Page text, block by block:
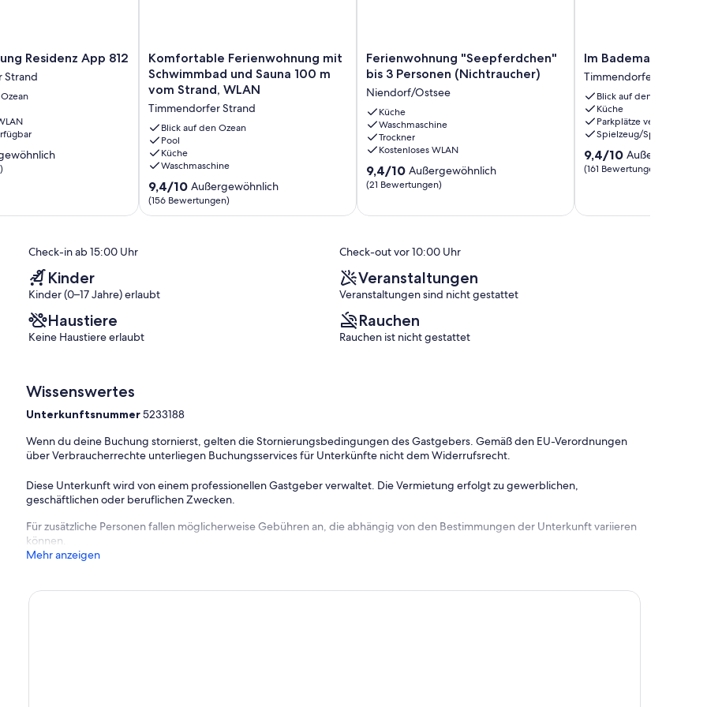
untergebracht.
im Mietpreis nicht enthalten. Das Geld für die Endreinigung
werden Ihnen rechtzeitig bekanntgegeben.
nicht erlaubt.
Lage zur Ostsee einer der beliebtesten Badeorte der
Residenz App 812
Strand
Komfortable
Ferienwohnung
mit
und
Sauna
100
m
vom
Strand,
WLAN
Timmendorfer
Komfortable Ferienwohnung mit
Schwimmbad und Sauna 100 m
vom Strand, WLAN
Timmendorfer Strand
Blick auf den Ozean
Pool
Küche
Waschmaschine
9.4
von
10,
9,4/10 Außergewöhnlich
(156 Bewertungen)
Ferienwohnung
"Seepferdchen"
3
Personen
(Nichtraucher)
Niendorf/Ostsee
Ferienwohnung "Seepferdchen"
bis 3 Personen (Nichtraucher)
Niendorf/Ostsee
Küche
Waschmaschine
Trockner
Kostenloses WLAN
9.4
von
Außergewöhnlich,
9,4/10 Außergewöhnlich
(21 Bewertungen)
Im
Bademantel
an
den
Strand
....
Timmendorfer
Strand
Im Bademantel an
Timmendorfer Strand
Blick auf den Ozean
Küche
Parkplätze verfügbar
Spielzeug/Spiele
9.4
von
9,4/10
(161 Bewertungen)
Check-in ab 15:00 Uhr Check-out vor 10:00 Uhr
Kinder
Kinder (0–17 Jahre) erlaubt
Veranstaltungen
Veranstaltungen sind nicht gestattet
Haustiere
Keine Haustiere erlaubt
Rauchen
Rauchen ist nicht gestattet
Wissenswertes
Unterkunftsnummer5233188
Wenn du deine Buchung stornierst, gelten die Stornierungsbedingungen des Gastgebers. Gemäß den EU-Verordnungen
über Verbraucherrechte unterliegen Buchungsservices für Unterkünfte nicht dem Widerrufsrecht.
Diese Unterkunft wird von einem professionellen Gastgeber verwaltet. Die Vermietung erfolgt zu gewerblichen,
geschäftlichen oder beruflichen Zwecken.
Für zusätzliche Personen fallen möglicherweise Gebühren an, die abhängig von den Bestimmungen der Unterkunft variieren
können.
Mehr anzeigen